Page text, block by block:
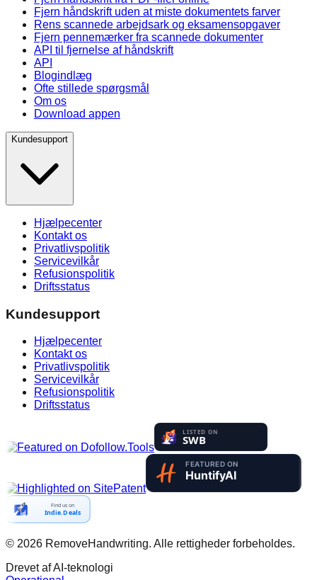
Fjern håndskrift uden at miste dokumentets farver
Rens scannede arbejdsark og eksamensopgaver
Fjern pennemærker fra scannede dokumenter
API til fjernelse af håndskrift
API
Blogindlæg
Ofte stillede spørgsmål
Om os
Download appen
Kundesupport
Hjælpecenter
Kontakt os
Privatlivspolitik
Servicevilkår
Refusionspolitik
Driftsstatus
Kundesupport
Hjælpecenter
Kontakt os
Privatlivspolitik
Servicevilkår
Refusionspolitik
Driftsstatus
Find us on
Indie.Deals
© 2026 RemoveHandwriting. Alle rettigheder forbeholdes.
Drevet af AI-teknologi